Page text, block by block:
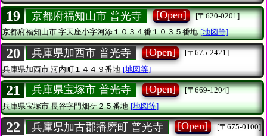
19 京都府福知山市 普光寺 [Open]
[〒620-0201]
京都府福知山市字天座小字河添１０３４番１０３５番地 [地図等]
20 兵庫県加西市 普光寺 [Open]
[〒675-2421]
兵庫県加西市 河内町１４４９番地 [地図等]
21 兵庫県宝塚市 普光寺 [Open]
[〒669-1204]
兵庫県宝塚市長谷字門畑ケ２５番地 [地図等]
22 兵庫県加古郡播磨町 普光寺 [Open]
[〒675-0100]